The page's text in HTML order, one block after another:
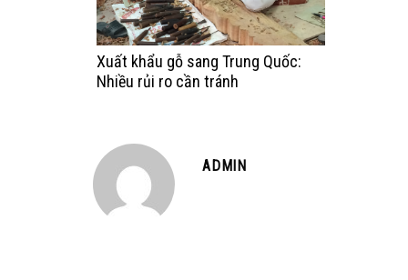
Xuất khẩu gỗ sang Trung Quốc:
Nhiều rủi ro cần tránh
ADMIN